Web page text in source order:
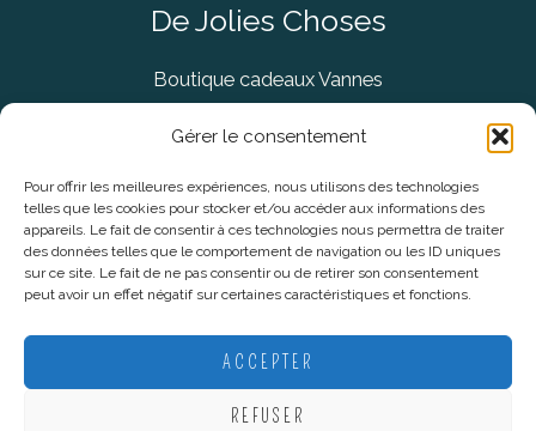
Gérer le consentement
Pour offrir les meilleures expériences, nous utilisons des technologies
telles que les cookies pour stocker et/ou accéder aux informations des
appareils. Le fait de consentir à ces technologies nous permettra de traiter
des données telles que le comportement de navigation ou les ID uniques
sur ce site. Le fait de ne pas consentir ou de retirer son consentement
peut avoir un effet négatif sur certaines caractéristiques et fonctions.
ACCEPTER
REFUSER
De Jolies Choses
Boutique cadeaux Vannes
Concept Store Vannes
Informations légales
CGV
Politique De Confidentialité
Plan du site